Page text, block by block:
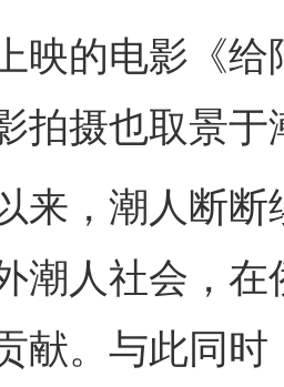
的电影《给
拍摄也取景于
，潮人断断
潮人社会，
献。与此同